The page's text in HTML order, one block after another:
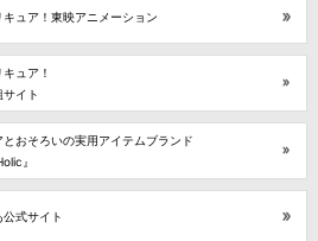
キュア！東映アニメーション
ュア！
サイト
とおそろいの実用アイテムブランド
』
公式サイト